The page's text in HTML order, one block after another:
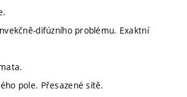
difúzního problému. Exaktní
pole. Přesazené sítě.